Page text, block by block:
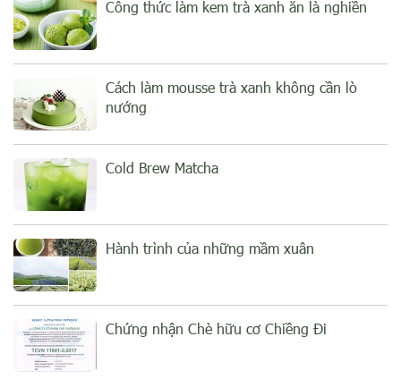
Công thức làm kem trà xanh ăn là nghiền
Cách làm mousse trà xanh không cần lò
nướng
Cold Brew Matcha
Hành trình của những mầm xuân
Chứng nhận Chè hữu cơ Chiềng Đi